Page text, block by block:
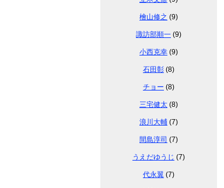
檜山修之 (9)
諏訪部順一 (9)
小西克幸 (9)
石田彰 (8)
チョー (8)
三宅健太 (8)
浪川大輔 (7)
間島淳司 (7)
うえだゆうじ (7)
代永翼 (7)